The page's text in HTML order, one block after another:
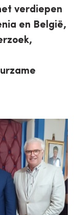
verdiepen
en België,